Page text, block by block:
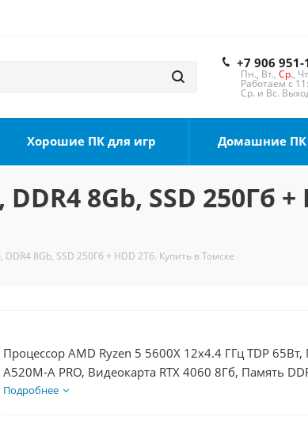
+7 906 951-
Пн., Вт., Ср.,
Работаем с
Ср. и Вс.
Хорошие ПК для игр Домашние ПК
8Gb, SSD 250Гб +
8Gb, SSD 250Гб + HDD 2Тб. Купить в Томске
Процессор AMD Ryzen 5 5600X 12x4.4 ГГц TDP
A520M-A PRO, Видеокарта RTX 4060 8Гб, Память
HDD 2Тб, БП 600Вт
Подробнее